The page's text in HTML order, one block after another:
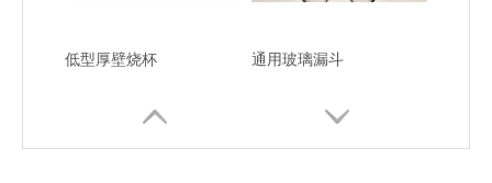
低型厚壁烧杯 通用玻璃漏斗